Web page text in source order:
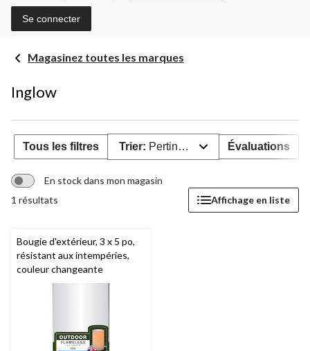
Se connecter
Magasinez toutes les marques
Inglow
Tous les filtres Trier: Pertinence Évaluations
En stock dans mon magasin
1 résultats
Affichage en liste
Bougie d'extérieur, 3 x 5 po,
résistant aux intempéries,
couleur changeante